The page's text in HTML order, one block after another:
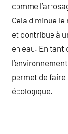
comme
Cela diminue le
et contribue à
en eau. En tant
permet de faire
écologique.